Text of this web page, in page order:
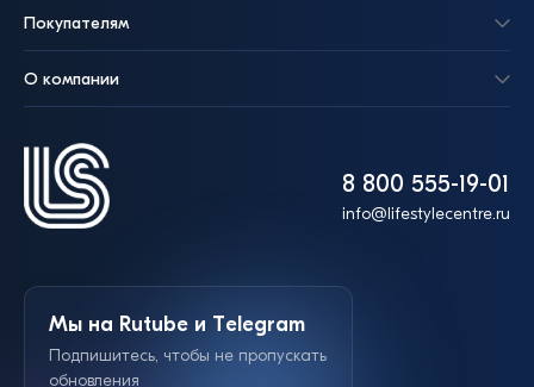
(Черный)
105 ₽
Добавить в корзину
8 800 555-19-01
info@lifestylecentre.ru
Покупателям
О компании
Мы на Rutube и Telegram
Подпишитесь, чтобы не пропускать
обновления